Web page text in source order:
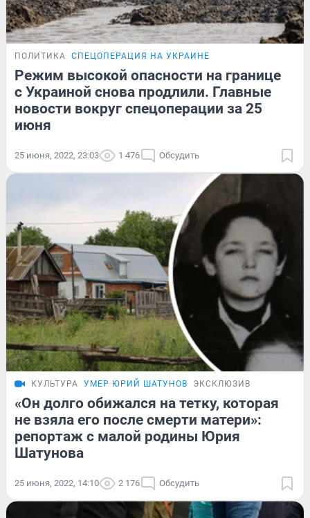
ПОЛИТИКА СПЕЦОПЕРАЦИЯ НА УКРАИНЕ
Режим высокой опасности на границе
с Украиной снова продлили. Главные
новости вокруг спецоперации за 25
июня
25 июня, 2022, 23:03 1 476 Обсудить
КУЛЬТУРА УМЕР ЮРИЙ ШАТУНОВ ЭКСКЛЮЗИВ
«Он долго обижался на тетку, которая
не взяла его после смерти матери»:
репортаж с малой родины Юрия
Шатунова
25 июня, 2022, 14:10 2 176 Обсудить